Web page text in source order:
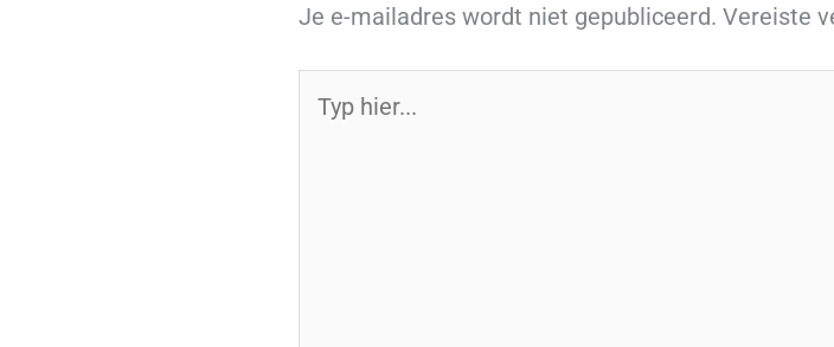
Je e-mailadres wordt niet gepubliceerd. Vereiste
hier...